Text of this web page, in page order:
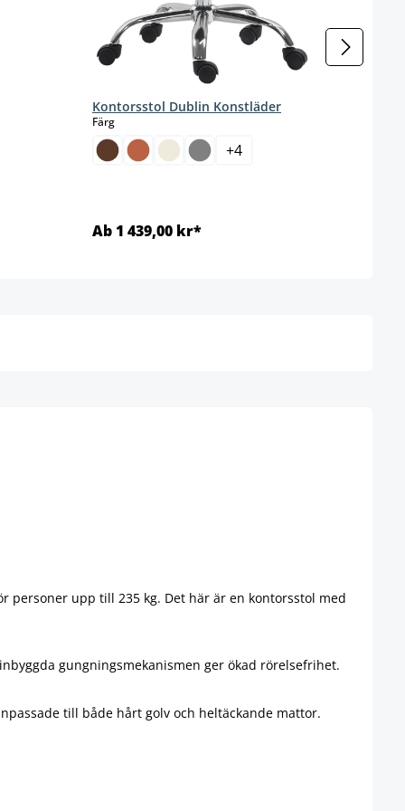
Kontorsstol Dublin Konstläder
Färgselect
+4
Ab 1 439,00 kr*
personer upp till 235 kg. Det här är en kontorsstol med
gungningsmekanismen ger ökad rörelsefrihet.
till både hårt golv och heltäckande mattor.